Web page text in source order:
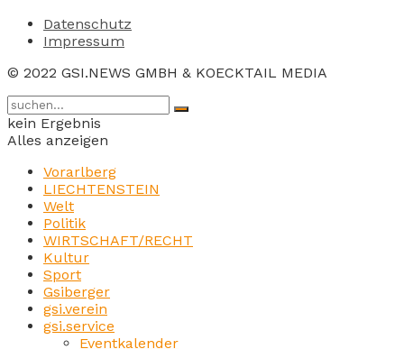
Datenschutz
Impressum
© 2022 GSI.NEWS GMBH & KOECKTAIL MEDIA
kein Ergebnis
Alles anzeigen
Vorarlberg
LIECHTENSTEIN
Welt
Politik
WIRTSCHAFT/RECHT
Kultur
Sport
Gsiberger
gsi.verein
gsi.service
Eventkalender